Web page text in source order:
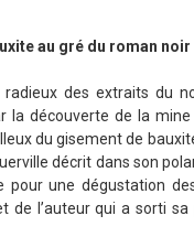
au gré du roman
des extraits du
la découverte de la
du gisement de
décrit dans son
pour une dégustation
de l’auteur qui a sorti